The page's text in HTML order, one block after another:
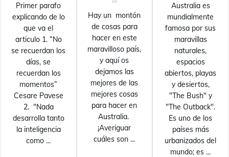
Primer parafo
explicando de lo
que va el
articulo 1. “No
se recuerdan los
días, se
recuerdan los
momentos”
Cesare Pavese
2. "Nada
desarrolla tanto
la inteligencia
como ...
Hay un montón
de cosas para
hacer en este
maravilloso país,
y aquí os
dejamos las
mejores de las
mejores cosas
para hacer en
Australia.
¡Averiguar
cuáles son ...
Australia es
mundialmente
famosa por sus
maravillas
naturales,
espacios
abiertos, playas
y desiertos,
"The Bush" y
"The Outback".
Es uno de los
países más
urbanizados del
mundo; es ...